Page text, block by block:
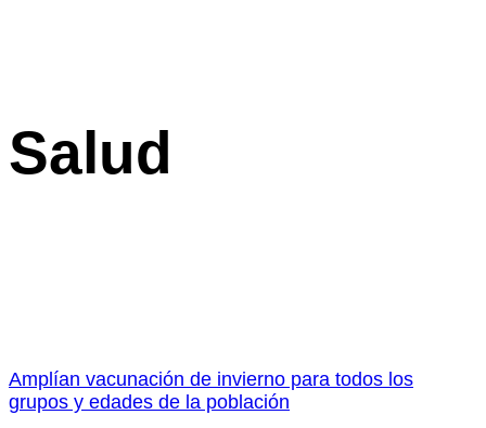
Salud
Amplían vacunación de invierno para todos los
grupos y edades de la población